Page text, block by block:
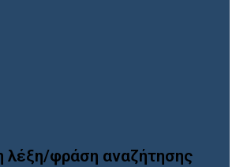
λέξη/φράση αναζήτησης